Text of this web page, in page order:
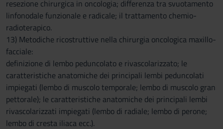
resezione chirurgica in oncologia; differenza tra svuotamento
linfonodale funzionale e radicale; il trattamento chemio-
radioterapico.
13) Metodiche ricostruttive nella chirurgia oncologica maxillo-
facciale:
definizione di lembo peduncolato e rivascolarizzato; le
caratteristiche anatomiche dei principali lembi peduncolati
impiegati (lembo di muscolo temporale; lembo di muscolo gran
pettorale); le caratteristiche anatomiche dei principali lembi
rivascolarizzati impiegati (lembo di radiale; lembo di perone;
lembo di cresta iliaca ecc.).